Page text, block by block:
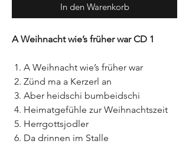
In den Warenkorb
A Weihnacht wie’s früher war CD 1
A Weihnacht wie’s früher war
Zünd ma a Kerzerl an
Aber heidschi bumbeidschi
Heimatgefühle zur Weihnachtszeit
Herrgottsjodler
Da drinnen im Stalle